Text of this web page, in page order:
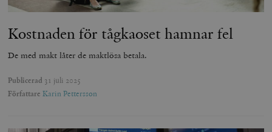
Kostnaden för tågkaoset hamnar fel
De med makt låter de maktlösa betala.
Publicerad 31 juli 2025
Författare Karin Pettersson